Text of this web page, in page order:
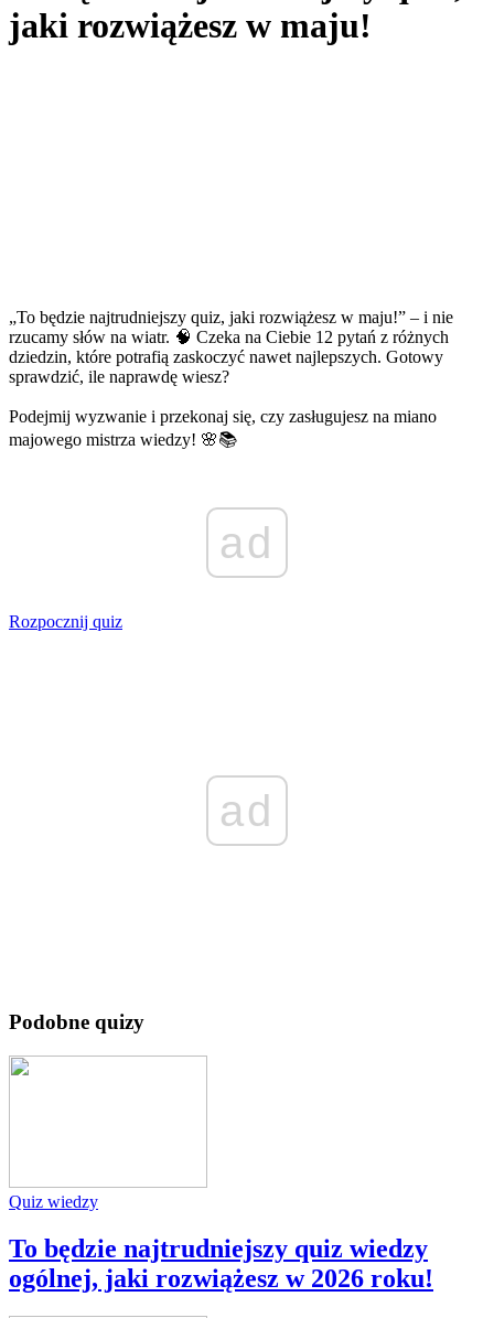
jaki rozwiążesz w maju!
„To będzie najtrudniejszy quiz, jaki rozwiążesz w maju!” – i nie
rzucamy słów na wiatr. 🧠 Czeka na Ciebie 12 pytań z różnych
dziedzin, które potrafią zaskoczyć nawet najlepszych. Gotowy
sprawdzić, ile naprawdę wiesz?
Podejmij wyzwanie i przekonaj się, czy zasługujesz na miano
majowego mistrza wiedzy! 🌸📚
ad
Rozpocznij quiz
ad
Podobne quizy
Quiz wiedzy
To będzie najtrudniejszy quiz wiedzy
ogólnej, jaki rozwiążesz w 2026 roku!